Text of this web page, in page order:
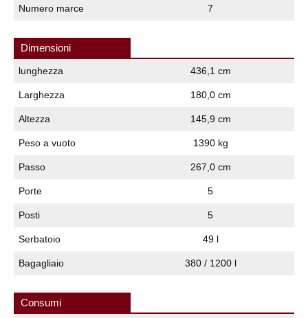
Numero marce 7
Dimensioni
lunghezza 436,1 cm
Larghezza 180,0 cm
Altezza 145,9 cm
Peso a vuoto 1390 kg
Passo 267,0 cm
Porte 5
Posti 5
Serbatoio 49 l
Bagagliaio 380 / 1200 l
Consumi